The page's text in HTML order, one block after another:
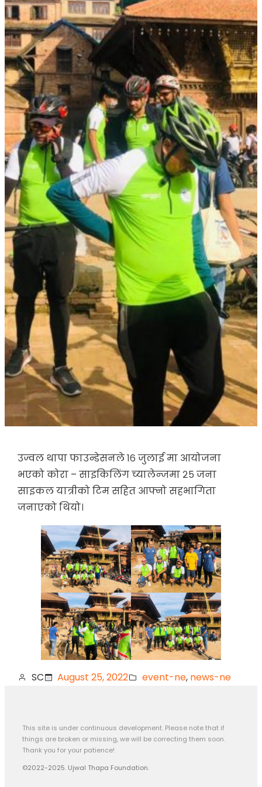
उज्वल थापा फाउन्डेसनले १६ जुलाई मा आयोजना
भएको कोरा – साइकिलिंग च्यालेन्जमा २५ जना
साइकल यात्रीको टिम सहित आफ्नो सहभागिता
जनाएको थियो।
SC August 25, 2022 event-ne, news-ne
This site is under continuous development. Please note that if
things are broken or missing, we will be correcting them soon.
Thank you for your patience!
©2022-2025. Ujwal Thapa Foundation.